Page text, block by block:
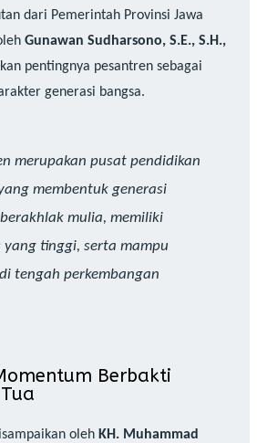
dari Pemerintah Provinsi Jawa
Gunawan Sudharsono, S.E., S.H.,
pentingnya pesantren sebagai
generasi bangsa.
merupakan pusat pendidikan
membentuk generasi
mulia, memiliki
tinggi, serta mampu
tengah perkembangan
Berbakti
oleh KH. Muhammad